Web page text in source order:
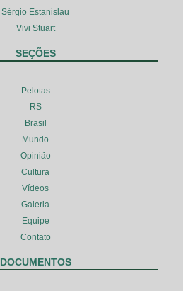
Sérgio Estanislau
Vivi Stuart
SEÇÕES
Pelotas
RS
Brasil
Mundo
Opinião
Cultura
Vídeos
Galeria
Equipe
Contato
DOCUMENTOS